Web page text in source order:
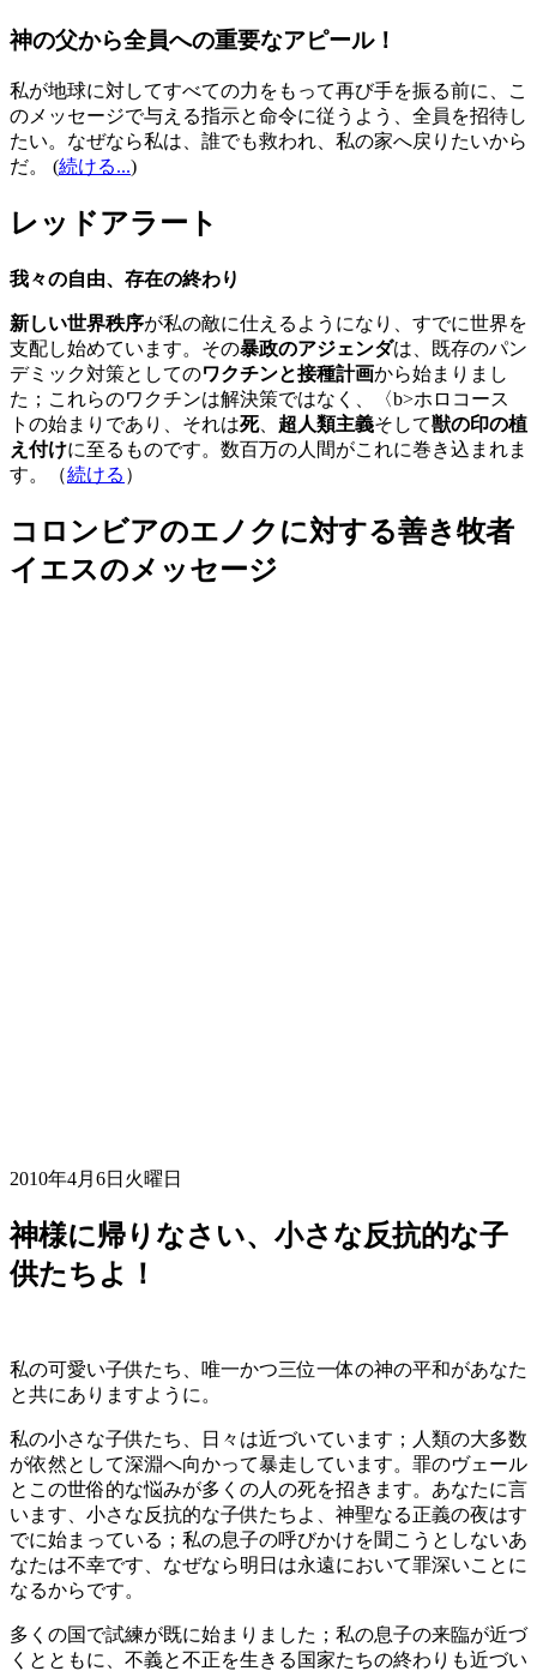
神の父から全員への重要なアピール！
私が地球に対してすべての力をもって再び手を振る前に、こ
のメッセージで与える指示と命令に従うよう、全員を招待し
たい。なぜなら私は、誰でも救われ、私の家へ戻りたいから
だ。
(続ける...)
レッドアラート
我々の自由、存在の終わり
新しい世界秩序が私の敵に仕えるようになり、すでに世界を
支配し始めています。その暴政のアジェンダは、既存のパン
デミック対策としてのワクチンと接種計画から始まりまし
た；これらのワクチンは解決策ではなく、〈b>ホロコース
トの始まりであり、それは死、 超人類主義そして獣の印の植
え付けに至るものです。数百万の人間がこれに巻き込まれま
す。（続ける ）
コロンビアのエノクに対する善き牧者
イエスのメッセージ
2010年4月6日火曜日
神様に帰りなさい、小さな反抗的な子
供たちよ！
私の可愛い子供たち、唯一かつ三位一体の神の平和があなた
と共にありますように。
私の小さな子供たち、日々は近づいています；人類の大多数
が依然として深淵へ向かって暴走しています。罪のヴェール
とこの世俗的な悩みが多くの人の死を招きます。あなたに言
います、小さな反抗的な子供たちよ、神聖なる正義の夜はす
でに始まっている；私の息子の呼びかけを聞こうとしないあ
なたは不幸です、なぜなら明日は永遠において罪深いことに
なるからです。
多くの国で試練が既に始まりました；私の息子の来臨が近づ
くとともに、不義と不正を生きる国家たちの終わりも近づい